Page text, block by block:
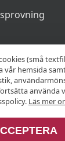
restaurang
(små
vår hemsida
använda
Läs mer